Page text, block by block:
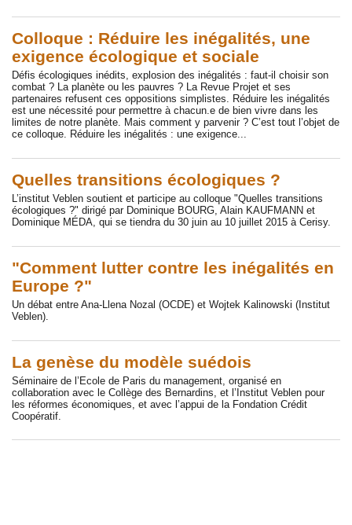
Colloque : Réduire les inégalités, une
exigence écologique et sociale
Défis écologiques inédits, explosion des inégalités : faut-il choisir son
combat ? La planète ou les pauvres ? La Revue Projet et ses
partenaires refusent ces oppositions simplistes. Réduire les inégalités
est une nécessité pour permettre à chacun.e de bien vivre dans les
limites de notre planète. Mais comment y parvenir ? C’est tout l’objet de
ce colloque. Réduire les inégalités : une exigence...
Quelles transitions écologiques ?
L’institut Veblen soutient et participe au colloque "Quelles transitions
écologiques ?" dirigé par Dominique BOURG, Alain KAUFMANN et
Dominique MÉDA, qui se tiendra du 30 juin au 10 juillet 2015 à Cerisy.
"Comment lutter contre les inégalités en
Europe ?"
Un débat entre Ana-Llena Nozal (OCDE) et Wojtek Kalinowski (Institut
Veblen).
La genèse du modèle suédois
Séminaire de l’Ecole de Paris du management, organisé en
collaboration avec le Collège des Bernardins, et l’Institut Veblen pour
les réformes économiques, et avec l’appui de la Fondation Crédit
Coopératif.